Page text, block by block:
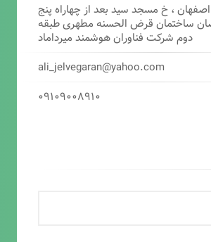
اصفهان ، خ مسجد سید بعد از چهاراه پنج
ساختمان قرض الحسنه مطهری طبقه
دوم شرکت فناوران هوشمند میرداماد
ali_jelvegaran@yahoo.com
۰۹۱۰۹۰۰۸۹۱۰